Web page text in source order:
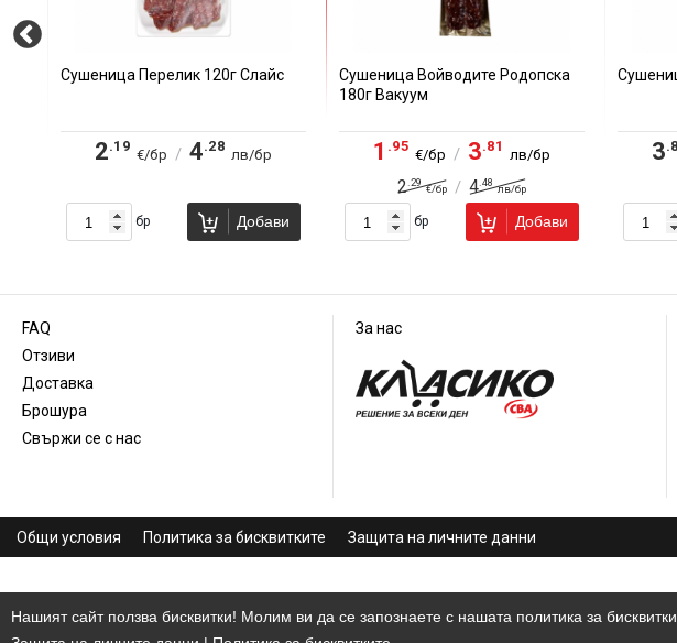
Сушеница Перелик 120г Слайс
2.19
€/бр / 4.28
лв/бр
бр Добави
Сушеница Войводите Родопска
180г Вакуум
1 .95
€/бр / 3.81
лв/бр
2 .29
€/бр / 4 .48
лв/бр
бр Добави
3
FAQ
Отзиви
Доставка
Брошура
Свържи се с нас
За нас
Общи условия Политика за бисквитките Защита на личните данни
Нашият сайт ползва бисквитки! Молим ви да се запознаете с нашата политика за